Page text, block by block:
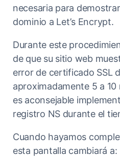
necesaria para
dominio a Let’s Encrypt.
Durante este
de que su sitio web
error de certificado SSL
aproximadamente 5 a
es aconsejable
registro NS durante el
Cuando hayamos
esta pantalla cambiará a: